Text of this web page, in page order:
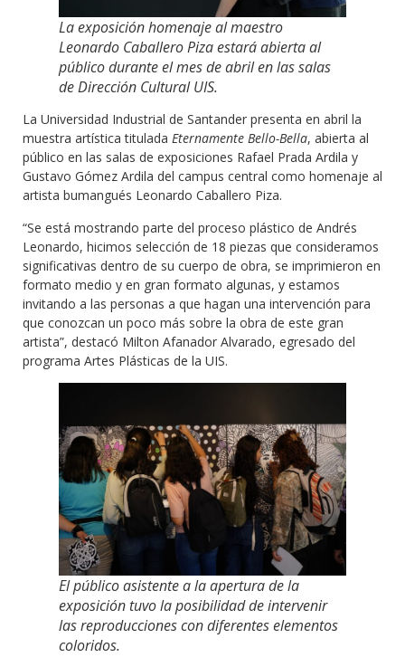
La exposición homenaje al maestro
Leonardo Caballero Piza estará abierta al
público durante el mes de abril en las salas
de Dirección Cultural UIS.
La Universidad Industrial de Santander presenta en abril la
muestra artística titulada Eternamente Bello-Bella, abierta al
público en las salas de exposiciones Rafael Prada Ardila y
Gustavo Gómez Ardila del campus central como homenaje al
artista bumangués Leonardo Caballero Piza.
“Se está mostrando parte del proceso plástico de Andrés
Leonardo, hicimos selección de 18 piezas que consideramos
significativas dentro de su cuerpo de obra, se imprimieron en
formato medio y en gran formato algunas, y estamos
invitando a las personas a que hagan una intervención para
que conozcan un poco más sobre la obra de este gran
artista”, destacó Milton Afanador Alvarado, egresado del
programa Artes Plásticas de la UIS.
El público asistente a la apertura de la
exposición tuvo la posibilidad de intervenir
las reproducciones con diferentes elementos
coloridos.